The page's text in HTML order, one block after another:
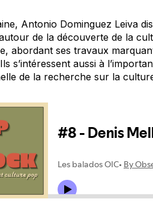
Antonio Dominguez Leiva
de la découverte de la
abordant ses travaux
s’intéressent aussi à
de la recherche sur la